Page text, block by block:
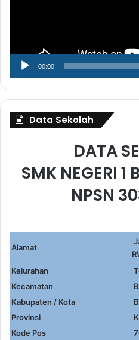
00:00
Data Sekolah
DATA
SMK NEGERI 1
NPSN
Alamat
Kelurahan
Kecamatan
Kabupaten / Kota
Provinsi
Kode Pos